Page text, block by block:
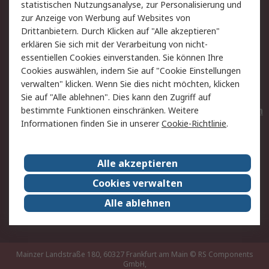
Hilfe
Privatkunden
Rechtliches
AGB
Datenschutz
Cookie-Richtlinie
Zahlungsbedingungen
Copyright/Impressum
Entsorgung
Elektrogeräte/Batterien
RS weltweit
Karriere bei RS
Nachhaltigkeit
Qualität/Umwelt/ZertifikatePresse-Center
Event-Center
Mainzer Landstraße 180, 60327 Frankfurt am Main © RS Components
GmbH,
statistischen Nutzungsanalyse, zur Personalisierung und
zur Anzeige von Werbung auf Websites von
Drittanbietern. Durch Klicken auf "Alle akzeptieren"
erklären Sie sich mit der Verarbeitung von nicht-
essentiellen Cookies einverstanden. Sie können Ihre
Cookies auswählen, indem Sie auf "Cookie Einstellungen
verwalten" klicken. Wenn Sie dies nicht möchten, klicken
Sie auf "Alle ablehnen". Dies kann den Zugriff auf
bestimmte Funktionen einschränken. Weitere
Informationen finden Sie in unsererCookie-Richtlinie.
Alle akzeptieren
Cookies verwalten
Alle ablehnen